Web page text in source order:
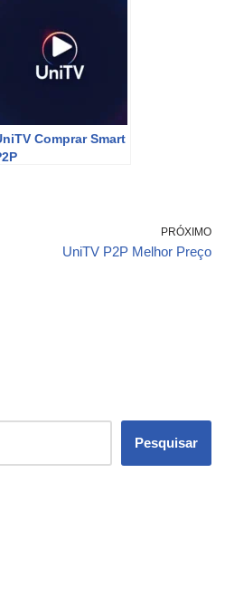
Comprar Smart
PRÓXIMO
UniTV P2P Melhor Preço
Pesquisar